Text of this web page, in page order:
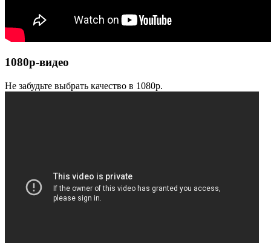
1080p-видео
Не забудьте выбрать качество в 1080p.